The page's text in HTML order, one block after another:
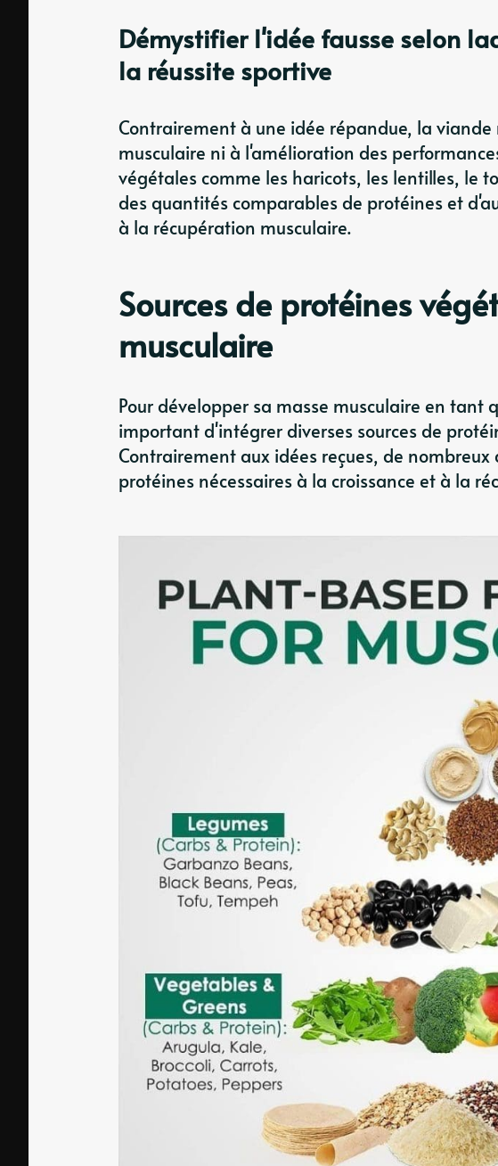
Démystifier l'idée fausse selon
la réussite sportive
Contrairement à une idée répandue, la
musculaire ni à l'amélioration des
végétales comme les haricots, les lentilles, le
des quantités comparables de protéines et
à la récupération musculaire.
Sources de protéines
musculaire
Pour développer sa masse musculaire en
important d'intégrer diverses sources de
Contrairement aux idées reçues, de
protéines nécessaires à la croissance et à la